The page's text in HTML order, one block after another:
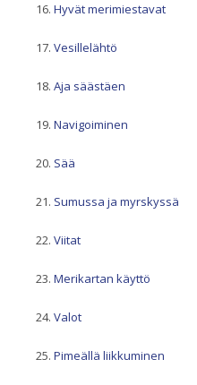
Hyvät merimiestavat
Vesillelähtö
Aja säästäen
Navigoiminen
Sää
Sumussa ja myrskyssä
Viitat
Merikartan käyttö
Valot
Pimeällä liikkuminen